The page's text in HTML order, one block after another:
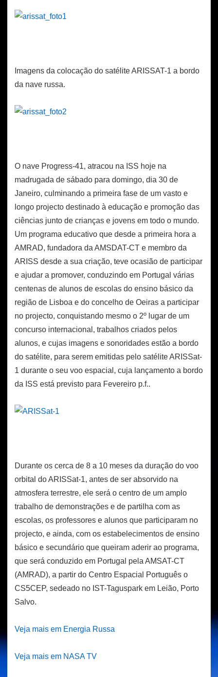
Imagens da colocação do satélite ARISSAT-1 a bordo
da nave russa.
O nave Progress-41, atracou na ISS hoje na
madrugada de sábado para domingo, dia 30 de
Janeiro, culminando a primeira fase de um vasto e
longo projecto destinado à educação e promoção das
ciências junto de crianças e jovens em todo o mundo.
Um programa educativo que desde a primeira hora a
AMRAD, fundadora da AMSDAT-CT e membro da
ARISS desde a sua criação, teve ocasião de participar
e ajudar a promover, conduzindo em Portugal várias
centenas de alunos de escolas do ensino básico da
região de Lisboa e do concelho de Oeiras a participar
no projecto, conquistando mesmo o 2º lugar de um
concurso internacional, trabalhos criados pelos
alunos, e cujas imagens e sonoridades estão a bordo
do satélite, para serem emitidas pelo satélite ARISSat-
1 durante o seu voo espacial, cuja lançamento a bordo
da ISS está previsto para Fevereiro p.f..
Durante os cerca de 8 a 10 meses da duração do voo
orbital do ARISSat-1, antes de ser absorvido na
atmosfera terrestre, ele será o centro de um amplo
trabalho de demonstrações e de partilha com as
escolas, os professores e alunos que participaram no
projecto, e ainda, com os estabelecimentos de ensino
básico e secundário que queiram aderir ao programa,
que será conduzido em Portugal pela AMSAT-CT
(AMRAD), a partir do Centro Espacial Português o
CS5CEP, sedeado no IST-Taguspark em Leião, Porto
Salvo.
Veja mais em Energia Russa
Veja mais em NASA TV